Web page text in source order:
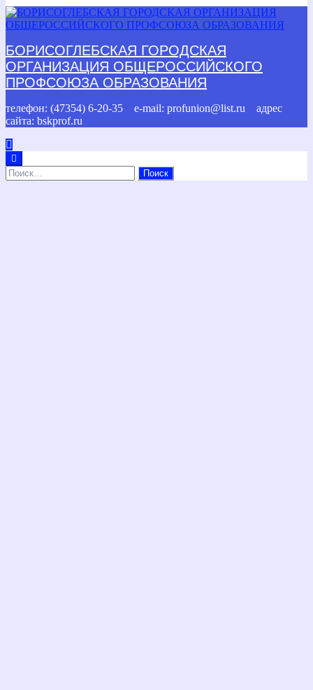
БОРИСОГЛЕБСКАЯ ГОРОДСКАЯ
ОРГАНИЗАЦИЯ ОБЩЕРОССИЙСКОГО
ПРОФСОЮЗА ОБРАЗОВАНИЯ
телефон: (47354) 6-20-35 e-mail: profunion@list.ru адрес
сайта: bskprof.ru
Найти: